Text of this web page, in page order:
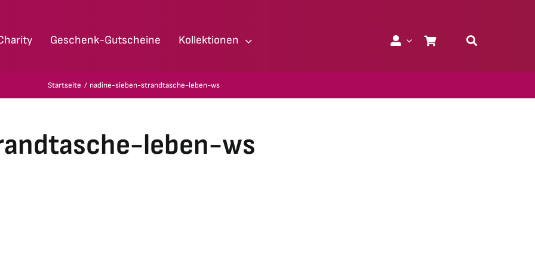
Geschenk-Gutscheine Kollektionen
Startseite nadine-sieben-strandtasche-leben-ws
leben-ws